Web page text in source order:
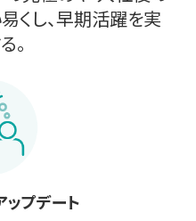
くし、早期活躍を実
。
プデート